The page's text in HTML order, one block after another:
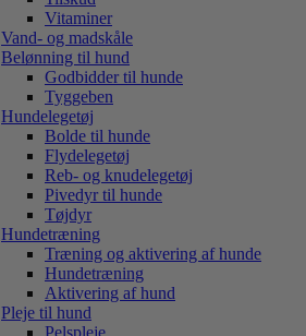
Vitaminer
Vand- og madskåle
Belønning til hund
Godbidder til hunde
Tyggeben
Hundelegetøj
Bolde til hunde
Flydelegetøj
Reb- og knudelegetøj
Pivedyr til hunde
Tøjdyr
Hundetræning
Træning og aktivering af hunde
Hundetræning
Aktivering af hund
Pleje til hund
Pelspleje